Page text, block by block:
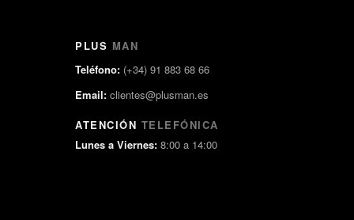
PLUS MAN
Teléfono: (+34) 91 883 68 66
Email: clientes@plusman.es
ATENCIÓN TELEFÓNICA
Lunes a Viernes: 8:00 a 14:00